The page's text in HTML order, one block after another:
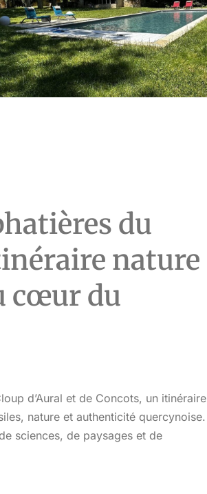
du
nature
cœur du
d’Aural et de Concots, un itinéraire
nature et authenticité quercynoise.
sciences, de paysages et de